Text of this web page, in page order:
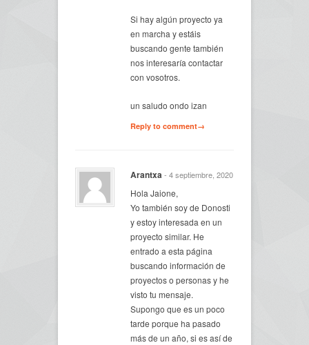
Si hay algún proyecto ya
en marcha y estáis
buscando gente también
nos interesaría contactar
con vosotros.
un saludo ondo izan
Reply to comment→
Arantxa- 4 septiembre, 2020
Hola Jaione,
Yo también soy de Donosti
y estoy interesada en un
proyecto similar. He
entrado a esta página
buscando información de
proyectos o personas y he
visto tu mensaje.
Supongo que es un poco
tarde porque ha pasado
más de un año, si es así de